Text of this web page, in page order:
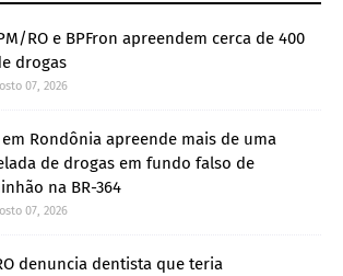
RO e BPFron apreendem cerca de 400
drogas
07, 2026
em Rondônia apreende mais de uma
de drogas em fundo falso de
na BR-364
07, 2026
denuncia dentista que teria